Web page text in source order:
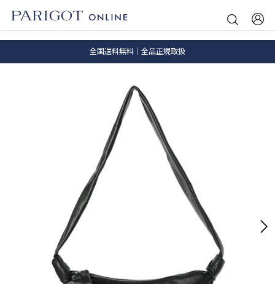
SALE ITEM 2BUY 10%OFF
全国送料無料｜全品正規取扱